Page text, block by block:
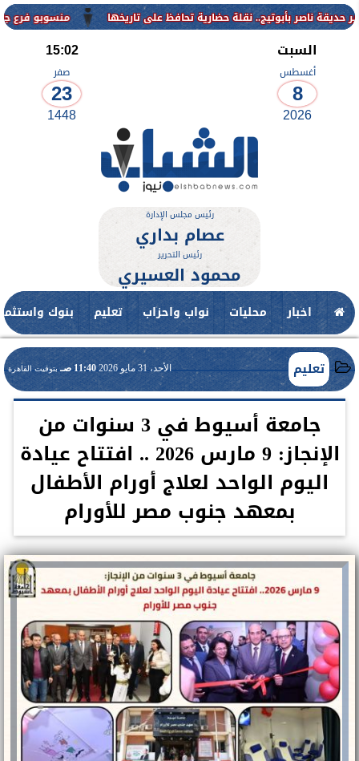
منسوبو فرع جامعة
السبت
أغسطس
8
2026
15:02
صفر
23
1448
رئيس مجلس الإدارة
عصام بداري
رئيس التحرير
محمود العسيري
اخبار محليات نواب واحزاب تعليم بنوك
تعليم الأحد، 31 مايو 2026 11:40 صـ بتوقيت القاهرة
جامعة أسيوط في 3 سنوات من
الإنجاز: 9 مارس 2026 .. افتتاح عيادة
اليوم الواحد لعلاج أورام الأطفال
بمعهد جنوب مصر للأورام